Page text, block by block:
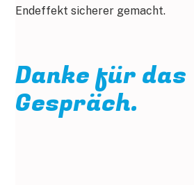
Endeffekt sicherer gemacht.
Danke für das
Gespräch.